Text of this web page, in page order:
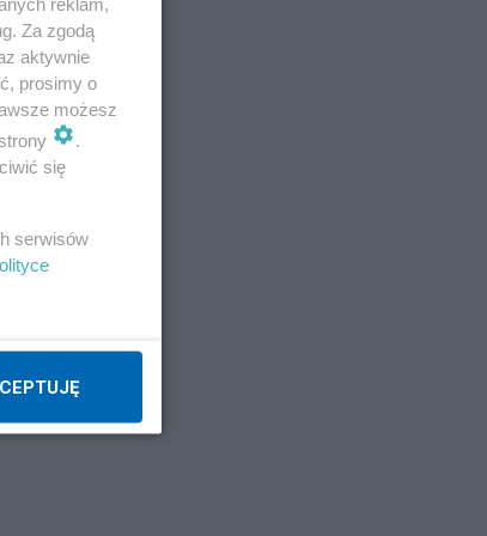
Za zgodą
aktywnie
prosimy o
możesz
.
się
serwisów